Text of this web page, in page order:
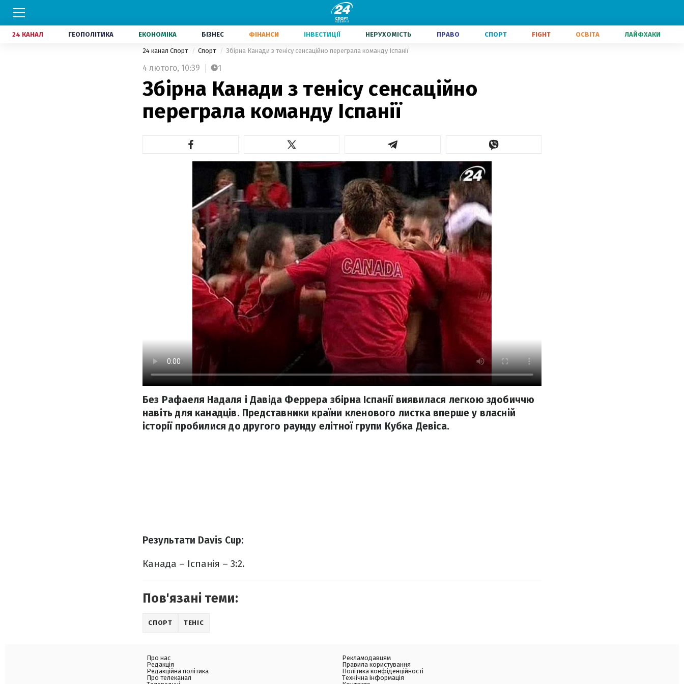
24 КАНАЛ ГЕОПОЛІТИКА ЕКОНОМІКА БІЗНЕС ФІНАНСИ ІНВЕСТИЦІЇ НЕРУХОМІСТЬ ПРАВО СПОРТ FIGHT ОСВІТА ЛАЙФХАКИ
24 канал Спорт Спорт Збірна Канади з тенісу сенсаційно переграла команду Іспанії
4 лютого, 10:39 1
Збірна Канади з тенісу сенсаційно
переграла команду Іспанії
Без Рафаеля Надаля і Давіда Феррера збірна Іспанії виявилася легкою здобиччю
навіть для канадців. Представники країни кленового листка вперше у власній
історії пробилися до другого раунду елітної групи Кубка Девіса.
Результати Davis Cup:
Канада – Іспанія – 3:2.
Пов'язані теми:
СПОРТ ТЕНІС
Про нас
Редакція
Редакційна політика
Про телеканал
Рекламодавцям
Правила користування
Політика конфіденційності
Технічна інформація